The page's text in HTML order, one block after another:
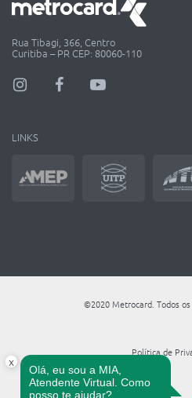
Rua Tibagi, 366, Centro
Curitiba – PR CEP: 80060-110
LINKS
©2020 Metrocard. Todos os
Política de
x
Olá, eu sou a MIA,
Atendente Virtual. Como
posso te ajudar?